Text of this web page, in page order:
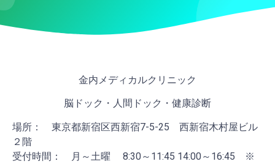
金内メディカルクリニック
脳ドック・人間ドック・健康診断
場所： 東京都新宿区西新宿7-5-25 西新宿木村屋ビル
２階
受付時間： 月～土曜 8:30～11:45 14:00～16:45 ※